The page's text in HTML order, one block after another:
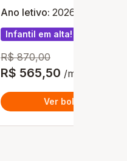
Ano letivo: 2026
Infantil em alta!
R$ 870,00
R$ 565,50 /mês
Ver bolsa